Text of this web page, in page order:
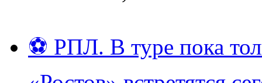
⚽ РПЛ. В туре пока